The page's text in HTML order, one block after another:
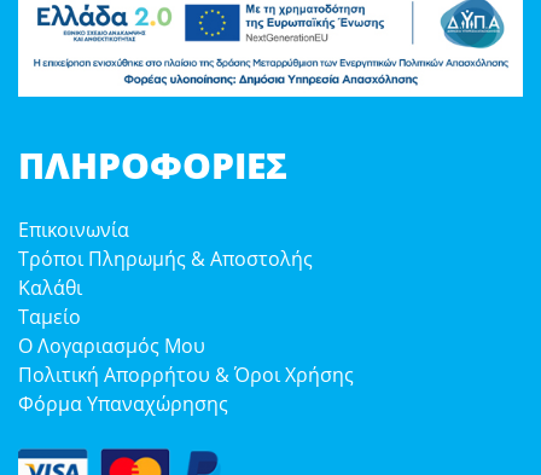
ΠΛΗΡΟΦΟΡΊΕΣ
Επικοινωνία
Τρόποι Πληρωμής & Αποστολής
Καλάθι
Ταμείο
Ο Λογαριασμός Μου
Πολιτική Απορρήτου & Όροι Χρήσης
Φόρμα Υπαναχώρησης